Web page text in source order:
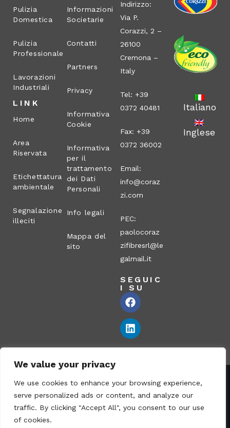
We value your privacy
We use cookies to enhance your browsing experience,
serve personalized ads or content, and analyze our
traffic. By clicking "Accept All", you consent to our use
of cookies.
Pulizia
Domestica
Pulizia
Professionale
Lavorazioni
Industriali
LINK
Home
Area
Riservata
Etichettatura
ambientale
Segnalazione
illeciti
Informazioni
Societarie
Contatti
Partners
Privacy
Informativa
Cookie
Informativa
per il
trattamento
dei Dati
Personali
Info legali
Mappa del
sito
Indirizzo:
Via P.
Corazzi, 2 –
26100
Cremona –
Italy
Tel: +39
0372 40481
Fax: +39
0372 36002
Email:
info@coraz
zi.com
PEC:
paolocoraz
zifibresrl@le
galmail.it
SEGUIC
I SU
Italiano
Inglese
Corazzi Fibre S.r.l. – Via P. Corazzi, 2 – 26100 Cremona –
Italia
Partita IVA: 00836170191 – N° REA CR-115794 – Capitale